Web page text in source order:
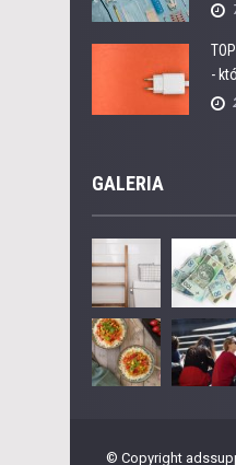
-
GALERIA
© Copyright